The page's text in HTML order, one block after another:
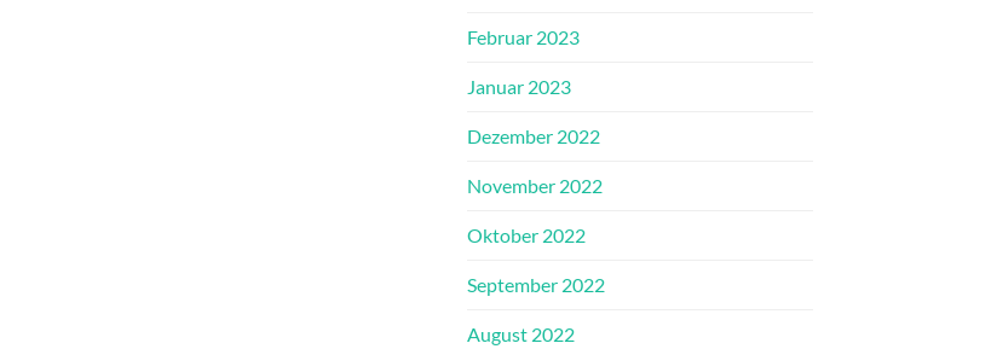
Februar 2023
Januar 2023
Dezember 2022
November 2022
Oktober 2022
September 2022
August 2022